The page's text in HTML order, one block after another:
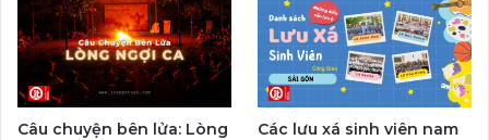
Câu chuyện bên lửa: Lòng
Các lưu xá sinh viên nam